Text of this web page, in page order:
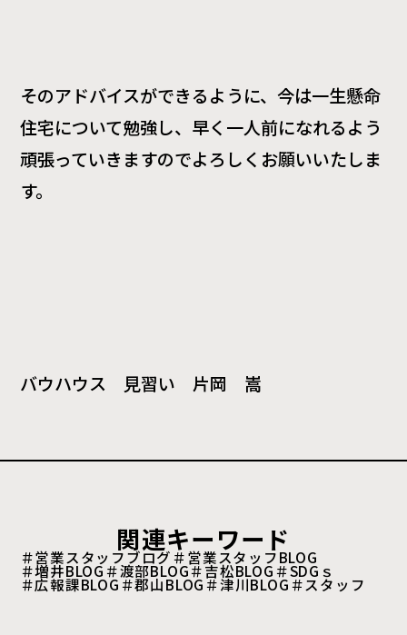
そのアドバイスができるように、今は一生懸命
住宅について勉強し、早く一人前になれるよう
頑張っていきますのでよろしくお願いいたしま
す。
バウハウス 見習い 片岡 嵩
関連キーワード
＃営業スタッフブログ＃営業スタッフBLOG
＃増井BLOG＃渡部BLOG＃吉松BLOG＃SDGｓ
＃広報課BLOG＃郡山BLOG＃津川BLOG＃スタッフ